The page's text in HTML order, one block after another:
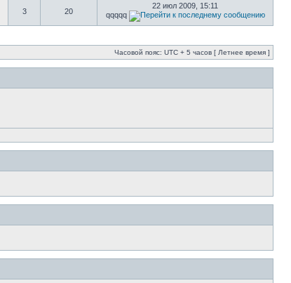
3 20
22 июл 2009, 15:11
qqqqq
Часовой пояс: UTC + 5 часов [ Летнее время ]